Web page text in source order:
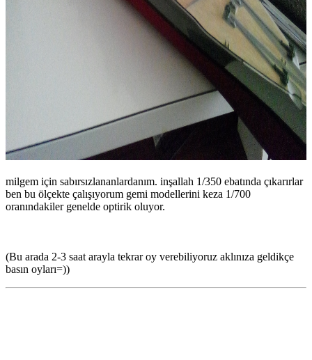
milgem için sabırsızlananlardanım. inşallah 1/350 ebatında çıkarırlar
ben bu ölçekte çalışıyorum gemi modellerini keza 1/700
oranındakiler genelde optirik oluyor.
(Bu arada 2-3 saat arayla tekrar oy verebiliyoruz aklınıza geldikçe
basın oyları=))